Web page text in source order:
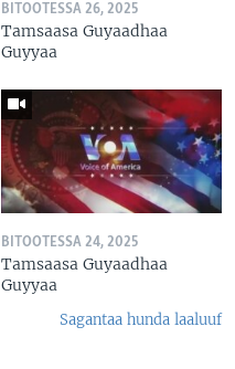
BITOOTESSA 26, 2025
Tamsaasa Guyaadhaa
Guyyaa
BITOOTESSA 24, 2025
Tamsaasa Guyaadhaa
Guyyaa
Sagantaa hunda laaluuf